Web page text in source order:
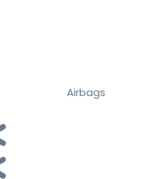
Airbags